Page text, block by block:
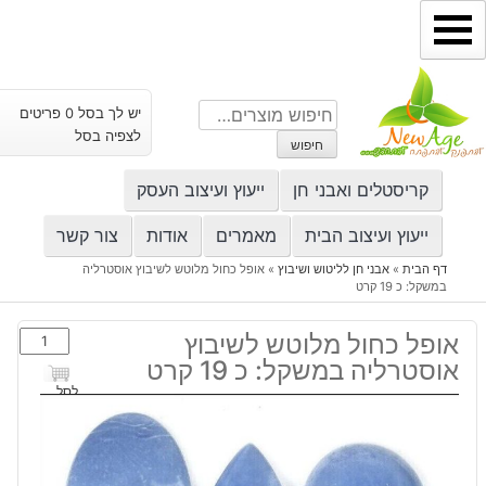
דילוג
לתוכן
חיפוש
עבור:
חיפוש
יש לך בסל 0 פריטים
לצפיה בסל
קריסטלים ואבני חן ייעוץ ועיצוב העסק
ייעוץ ועיצוב הבית מאמרים אודות צור קשר
דף הבית» אבני חן לליטוש ושיבוץ» אופל כחול מלוטש לשיבוץ אוסטרליה
במשקל: כ 19 קרט
אופל כחול מלוטש לשיבוץ
אוסטרליה במשקל: כ 19 קרט
כמות
של
אופל
לשיבוץ
לסל